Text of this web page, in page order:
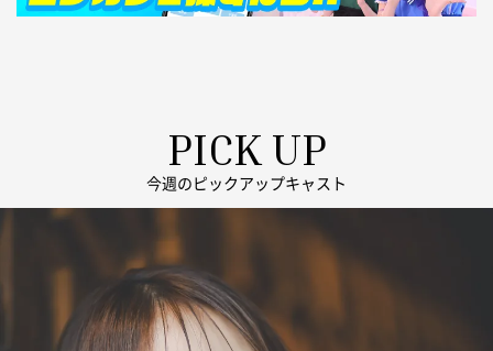
PICK UP
今週のピックアップキャスト